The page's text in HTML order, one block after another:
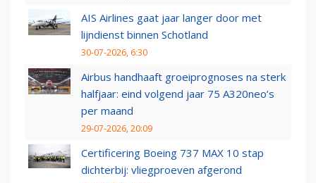
AIS Airlines gaat jaar langer door met
lijndienst binnen Schotland
30-07-2026, 6:30
Airbus handhaaft groeiprognoses na sterk
halfjaar: eind volgend jaar 75 A320neo’s
per maand
29-07-2026, 20:09
Certificering Boeing 737 MAX 10 stap
dichterbij: vliegproeven afgerond